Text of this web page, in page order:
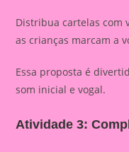
Distribua cartelas com
as crianças marcam a
Essa proposta é
som inicial e vogal.
Atividade 3: